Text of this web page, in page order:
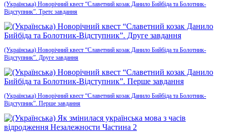
(Українська) Новорічний квест “Славетний козак Данило Бийбіда та Болотник-
Відступник”. Третє завдання
(Українська) Новорічний квест “Славетний козак Данило Бийбіда та Болотник-
Відступник”. Друге завдання
(Українська) Новорічний квест “Славетний козак Данило Бийбіда та Болотник-
Відступник”. Перше завдання